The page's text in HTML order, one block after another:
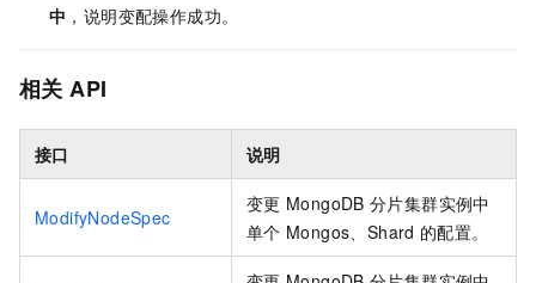
中 ，说明变配操作成功。
相关 API
接口 说明
ModifyNodeSpec
变更 MongoDB 分片集群实例中
单个 Mongos、Shard 的配置。